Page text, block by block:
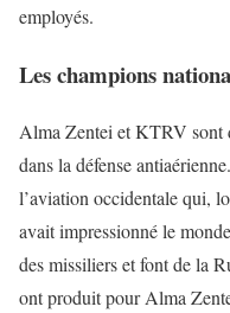
employés.
Les champions
Alma Zentei et KTRV sont
dans la défense
l’aviation occidentale qui,
avait impressionné le
des missiliers et font de la
ont produit pour Alma